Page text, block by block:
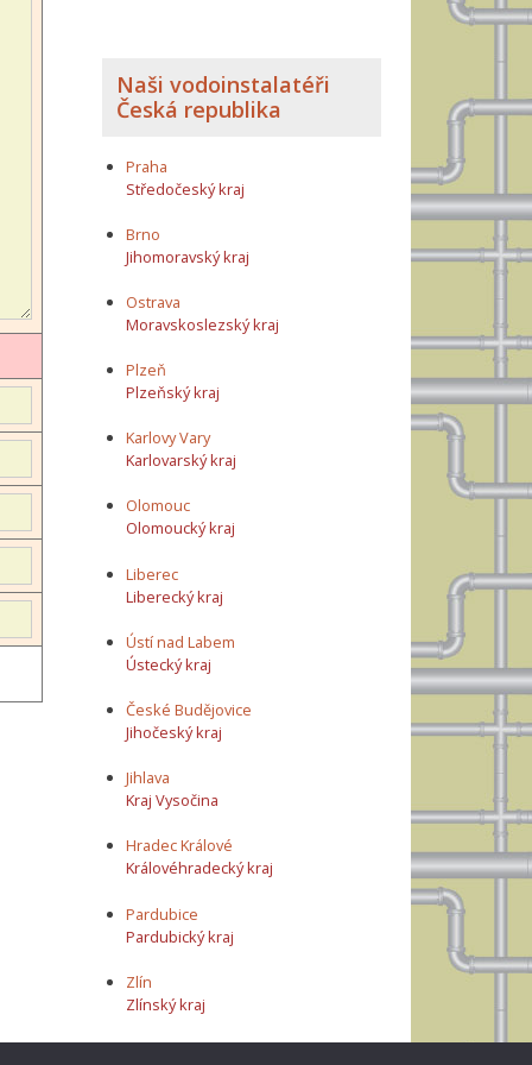
Naši vodoinstalatéři
Česká republika
Praha
Středočeský kraj
Brno
Jihomoravský kraj
Ostrava
Moravskoslezský kraj
Plzeň
Plzeňský kraj
Karlovy Vary
Karlovarský kraj
Olomouc
Olomoucký kraj
Liberec
Liberecký kraj
Ústí nad Labem
Ústecký kraj
České Budějovice
Jihočeský kraj
Jihlava
Kraj Vysočina
Hradec Králové
Královéhradecký kraj
Pardubice
Pardubický kraj
Zlín
Zlínský kraj